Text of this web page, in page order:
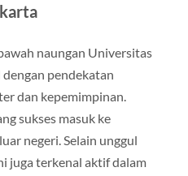
naungan Universitas
pendekatan
dan kepemimpinan.
sukses masuk ke
negeri. Selain unggul
juga terkenal aktif dalam